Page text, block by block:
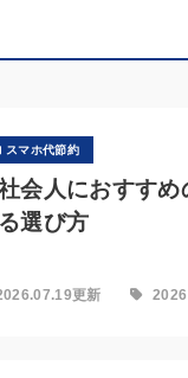
スマホ代節約
会人におすす
選び方
更新 2026